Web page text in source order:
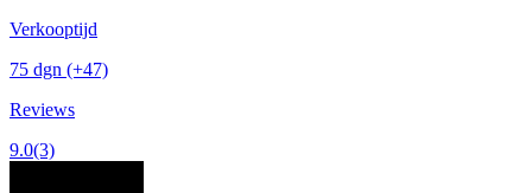
Verkooptijd
75 dgn (+47)
Reviews
9.0(3)